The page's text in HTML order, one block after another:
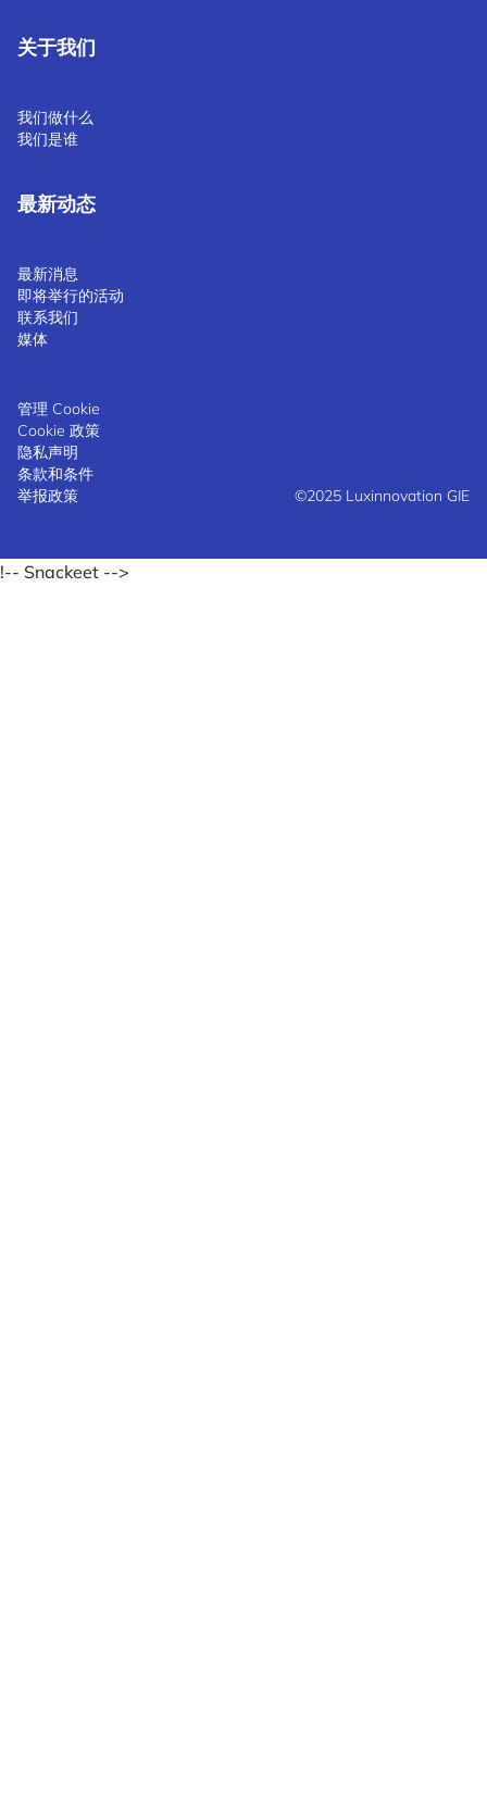
关于我们
我们做什么
我们是谁
最新动态
最新消息
即将举行的活动
联系我们
媒体
管理 Cookie
Cookie 政策
隐私声明
条款和条件
举报政策
©2025 Luxinnovation GIE
!-- Snackeet -->